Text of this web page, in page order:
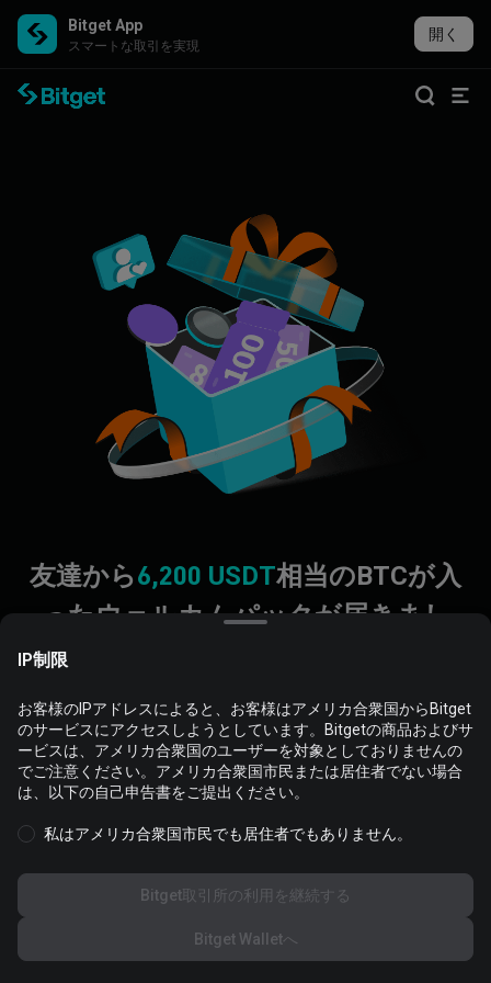
Bitget App
スマートな取引を実現
開く
友達から6,200 USDT相当のBTCが入
ったウェルカムパックが届きまし
新規登録して獲得する
Cookieは、お客様のウェブサイト体験を最適化およびパーソナラ
イズするために使用されます。Cookieの設定を管理し、Cookieの
ポリシーを見ることができます。
すべてのCookieを受け入れる
すべて拒否
Cookieの設定
IP制限
お客様のIPアドレスによると、お客様はアメリカ合衆国からBitget
のサービスにアクセスしようとしています。Bitgetの商品およびサ
ービスは、アメリカ合衆国のユーザーを対象としておりませんの
でご注意ください。アメリカ合衆国市民または居住者でない場合
は、以下の自己申告書をご提出ください。
私はアメリカ合衆国市民でも居住者でもありません。
Bitget取引所の利用を継続する
Bitget Walletへ